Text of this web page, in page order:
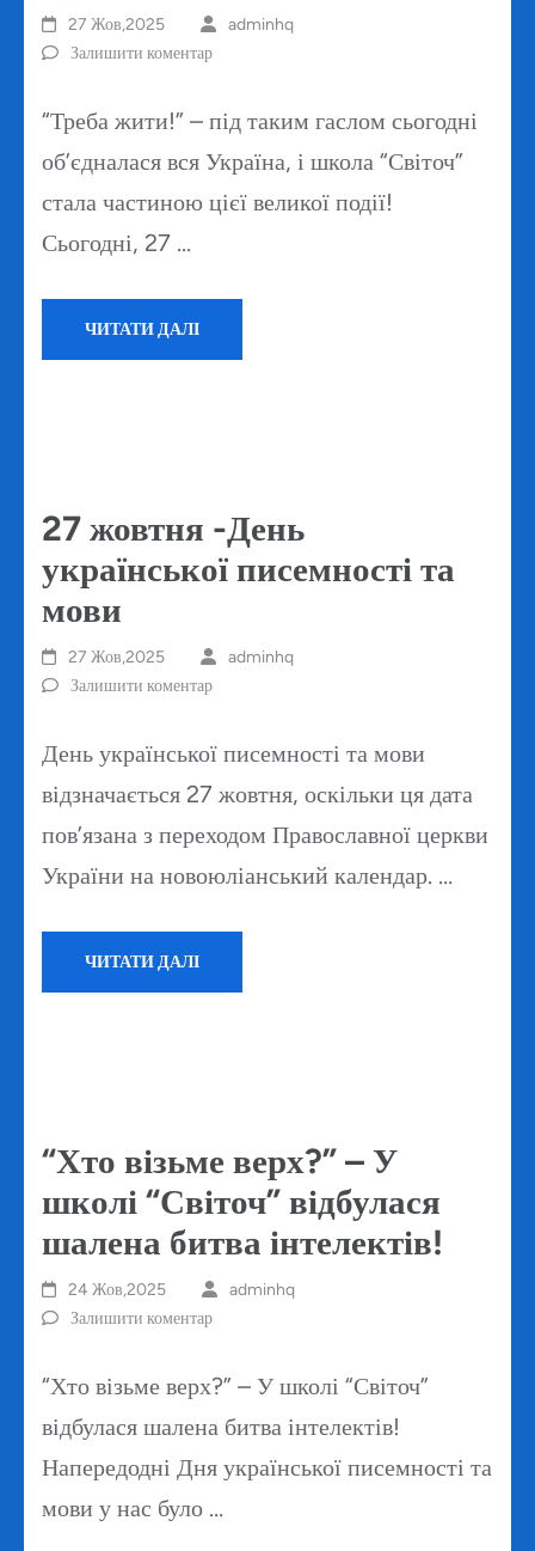
27 Жов,2025
adminhq
Залишити коментар
“Треба жити!” – під таким гаслом сьогодні
об’єдналася вся Україна, і школа “Світоч”
стала частиною цієї великої події!
Сьогодні, 27 …
ЧИТАТИ ДАЛІ
27 жовтня -День
української писемності та
мови
27 Жов,2025
adminhq
Залишити коментар
День української писемності та мови
відзначається 27 жовтня, оскільки ця дата
пов’язана з переходом Православної церкви
України на новоюліанський календар. …
ЧИТАТИ ДАЛІ
“Хто візьме верх?” – У
школі “Світоч” відбулася
шалена битва інтелектів!
24 Жов,2025
adminhq
Залишити коментар
“Хто візьме верх?” – У школі “Світоч”
відбулася шалена битва інтелектів!
Напередодні Дня української писемності та
мови у нас було …